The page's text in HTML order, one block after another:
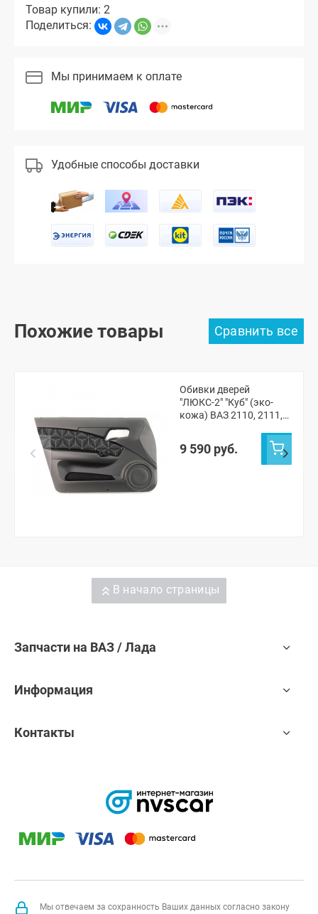
Товар купили: 2
Поделиться:
Мы принимаем к оплате
Удобные способы доставки
Похожие товары
Обивки дверей
"ЛЮКС-2" "Куб" (эко-
кожа) ВАЗ 2110, 2111,
9 590 руб.
В начало страницы
Запчасти на ВАЗ / Лада
Информация
Контакты
Мы отвечаем за сохранность Ваших данных согласно закону